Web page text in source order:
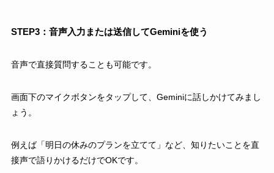
STEP3：音声入力または送信してGeminiを使う
音声で直接質問することも可能です。
画面下のマイクボタンをタップして、Geminiに話しかけてみまし
ょう。
例えば「明日の休みのプランを立てて」など、知りたいことを直
接声で語りかけるだけでOKです。